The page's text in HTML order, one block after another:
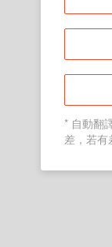
* 自動翻
差，若有